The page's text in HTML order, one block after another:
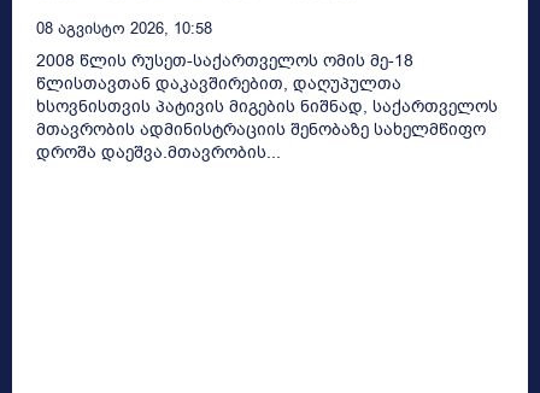
08 Აგვისტო 2026, 10:58
2008 წლის რუსეთ-საქართველოს ომის მე-18
წლისთავთან დაკავშირებით, დაღუპულთა
ხსოვნისთვის პატივის მიგების ნიშნად, საქართველოს
მთავრობის ადმინისტრაციის შენობაზე სახელმწიფო
დროშა დაეშვა.მთავრობის...